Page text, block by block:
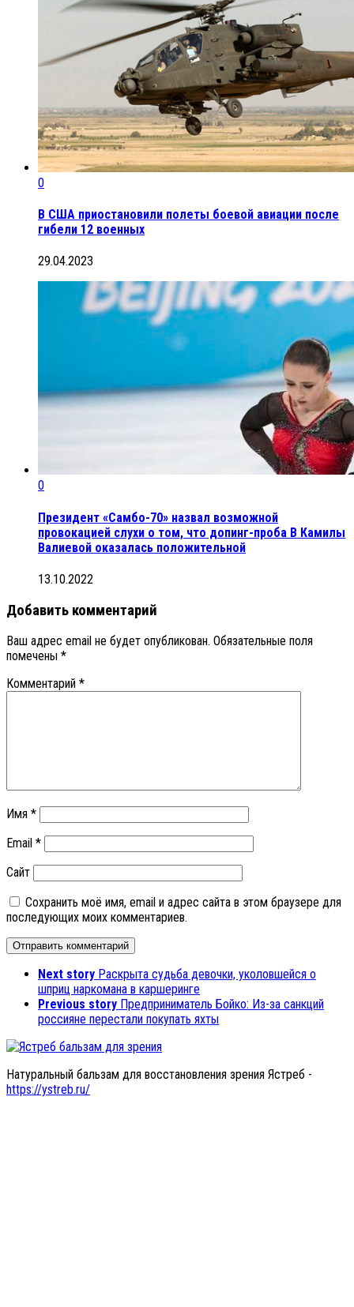
0
В США приостановили полеты боевой авиации после
гибели 12 военных
29.04.2023
0
Президент «Самбо-70» назвал возможной
провокацией слухи о том, что допинг-проба B Камилы
Валиевой оказалась положительной
13.10.2022
Добавить комментарий
Ваш адрес email не будет опубликован. Обязательные поля
помечены *
Комментарий *
Имя *
Email *
Сайт
Сохранить моё имя, email и адрес сайта в этом браузере для
последующих моих комментариев.
Next story Раскрыта судьба девочки, уколовшейся о
шприц наркомана в каршеринге
Previous story Предприниматель Бойко: Из-за санкций
россияне перестали покупать яхты
Натуральный бальзам для восстановления зрения Ястреб -
https://ystreb.ru/